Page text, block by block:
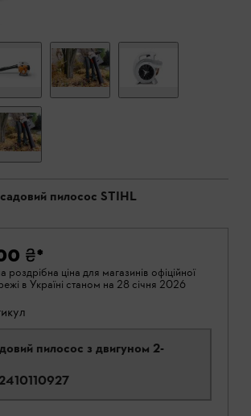
пилосос STIHL
₴*
ціна для магазинів офіційної
в Україні станом на 28 січня 2026
пилосос з двигуном 2-